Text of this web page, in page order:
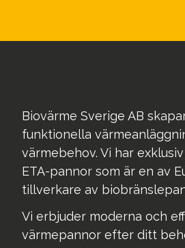
Biovärme Sverige AB
funktionella
värmebehov. Vi har
ETA-pannor som är en av
tillverkare av
Vi erbjuder moderna och
värmepannor efter ditt